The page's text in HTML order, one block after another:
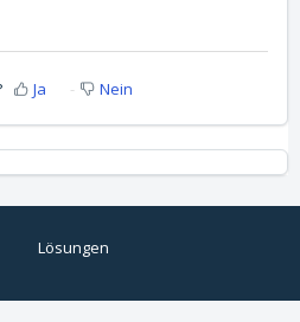
Ja Nein
Lösungen